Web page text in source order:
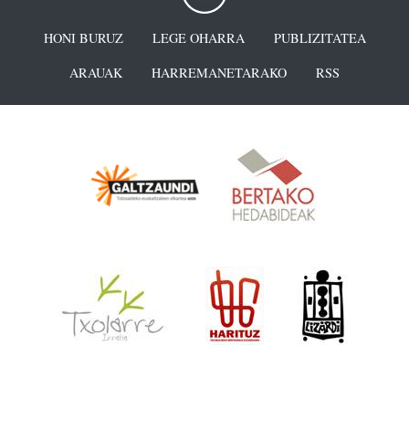
HONI BURUZ LEGE OHARRA
PUBLIZITATEA
ARAUAK
HARREMANETARAKO RSS